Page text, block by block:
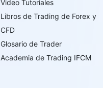
Video Tutoriales
Libros de Trading de Forex y
CFD
Glosario de Trader
Academia de Trading IFCM